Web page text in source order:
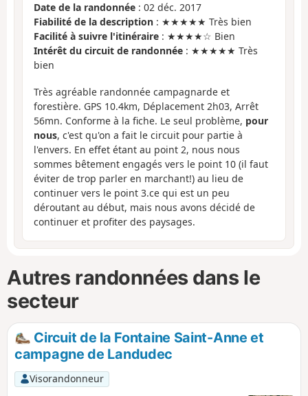
Date de la randonnée : 02 déc. 2017
Fiabilité de la description : ★★★★★ Très bien
Facilité à suivre l'itinéraire : ★★★★☆ Bien
Intérêt du circuit de randonnée : ★★★★★ Très
bien
Très agréable randonnée campagnarde et
forestière. GPS 10.4km, Déplacement 2h03, Arrêt
56mn. Conforme à la fiche. Le seul problème, pour
nous, c'est qu'on a fait le circuit pour partie à
l'envers. En effet étant au point 2, nous nous
sommes bêtement engagés vers le point 10 (il faut
éviter de trop parler en marchant!) au lieu de
continuer vers le point 3.ce qui est un peu
déroutant au début, mais nous avons décidé de
continuer et profiter des paysages.
Autres randonnées dans le
secteur
Circuit de la Fontaine Saint-Anne et
campagne de Landudec
Visorandonneur